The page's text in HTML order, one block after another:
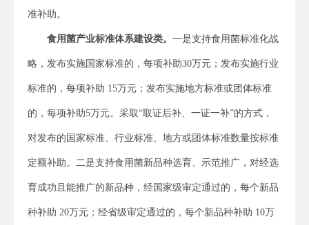
准补助。
食用菌产业标准体系建设类。 一是支持食用菌标准化战
略，发布实施国家标准的，每项补助30万元；发布实施行业
标准的，每项补助 15万元；发布实施地方标准或团体标准
的，每项补助5万元。采取“取证后补、一证一补”的方式，
对发布的国家标准、行业标准、地方或团体标准数量按标准
定额补助。二是支持食用菌新品种选育、示范推广，对经选
育成功且能推广的新品种，经国家级审定通过的，每个新品
种补助 20万元；经省级审定通过的，每个新品种补助 10万